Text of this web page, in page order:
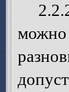
можно